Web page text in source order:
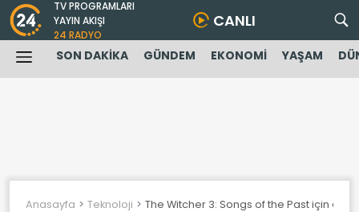
TV PROGRAMLARI
YAYIN AKIŞI
24 RADYO
CANLI
SON DAKİKA GÜNDEM EKONOMİ YAŞAM
Anasayfa Teknoloji The Witcher 3: Songs of the Past için